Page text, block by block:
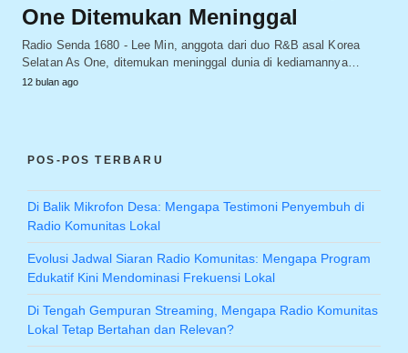
One Ditemukan Meninggal
Radio Senda 1680 - Lee Min, anggota dari duo R&B asal Korea
Selatan As One, ditemukan meninggal dunia di kediamannya…
12 bulan ago
POS-POS TERBARU
Di Balik Mikrofon Desa: Mengapa Testimoni Penyembuh di
Radio Komunitas Lokal
Evolusi Jadwal Siaran Radio Komunitas: Mengapa Program
Edukatif Kini Mendominasi Frekuensi Lokal
Di Tengah Gempuran Streaming, Mengapa Radio Komunitas
Lokal Tetap Bertahan dan Relevan?